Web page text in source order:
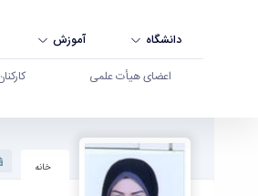
دانشگاه آموزش
اعضای هیأت علمی
خانه